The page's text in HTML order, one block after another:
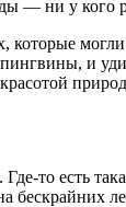
— ни у кого
которые
и
то есть
бескрайних